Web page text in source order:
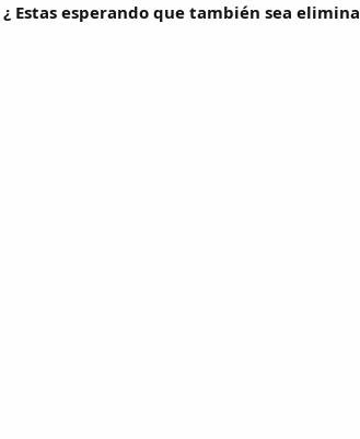
¿ Estas esperando que también sea